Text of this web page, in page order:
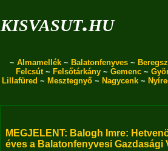
kisvasut.hu
~ Almamellék ~ Balatonfenyves ~
Felcsút~ Felsőtárkány ~ Gemenc ~
Lillafüred ~ Mesztegnyő ~ Nagycenk ~
MEGJELENT: Balogh Imre:
éves a Balatonfenyvesi Gazdasági